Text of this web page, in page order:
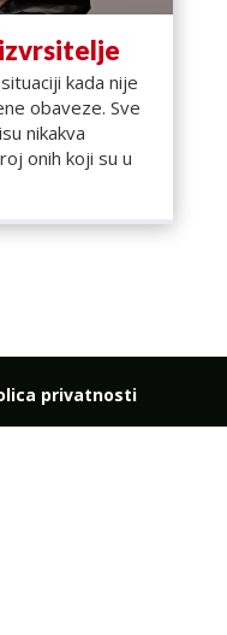
kada nije
obaveze. Sve
nikakva
onih koji su u
privatnosti